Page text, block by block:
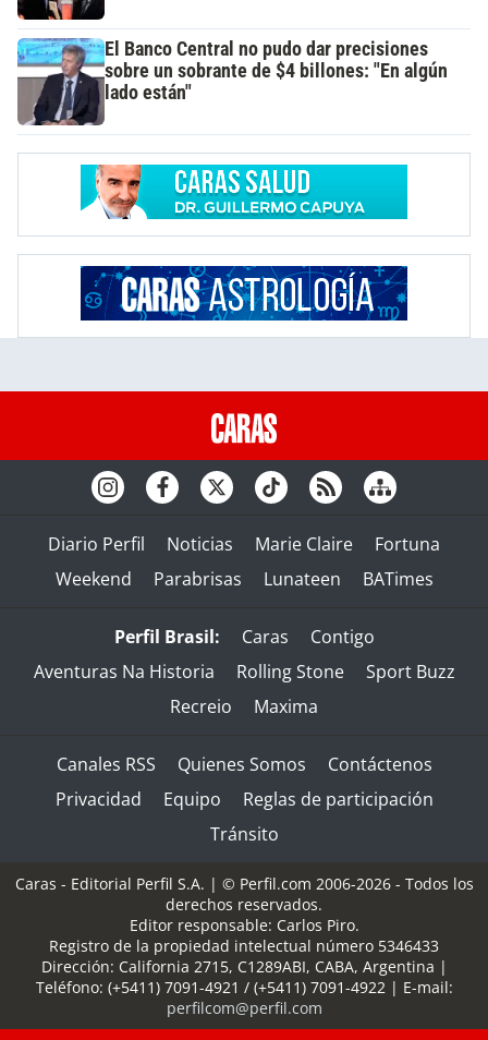
El Banco Central no pudo dar precisiones
sobre un sobrante de $4 billones: "En algún
lado están"
Diario Perfil Noticias Marie Claire
Fortuna
Weekend
Parabrisas Lunateen BATimes
Perfil Brasil: Caras
Contigo
Aventuras Na Historia
Rolling Stone
Sport Buzz
Recreio
Maxima
Canales RSS Quienes Somos
Contáctenos
Privacidad
Equipo
Reglas de participación
Tránsito
Caras - Editorial Perfil S.A. | © Perfil.com 2006-2026 - Todos los
derechos reservados.
Editor responsable: Carlos Piro.
Registro de la propiedad intelectual número 5346433
Dirección: California 2715, C1289ABI, CABA, Argentina |
Teléfono: (+5411) 7091-4921 / (+5411) 7091-4922 | E-mail:
perfilcom@perfil.com